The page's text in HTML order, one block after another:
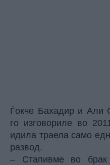
Ѓокче Бахадир и Али
го изговориле во
идила траела само
развод.
– Стапивме во